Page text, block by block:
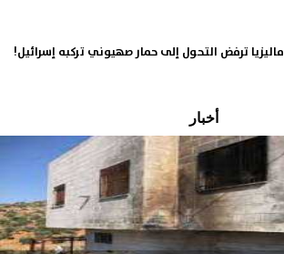
ماليزيا ترفض التحول إلى حمار صهيوني تركبه إسرائيل!
أخبار